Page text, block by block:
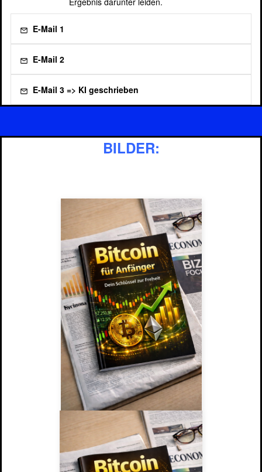
E-Mail 1
E-Mail 2
E-Mail 3 => KI geschrieben
Klicke hier und lasse einfach die KI für Dich
BILDER: